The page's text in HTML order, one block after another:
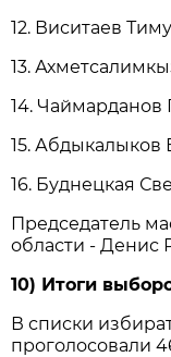
12. Виситаев
13.
14.
15.
16. Буднецкая
Председатель
области - Денис
10) Итоги
В списки
проголосовали